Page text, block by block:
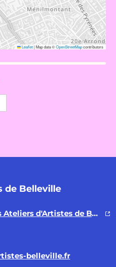
Leaflet|Map data ©OpenStreetMapcontributors
de Belleville
Portes Ouvertes des Ateliers d'Artistes de Belleville édition 2025
belleville.fr